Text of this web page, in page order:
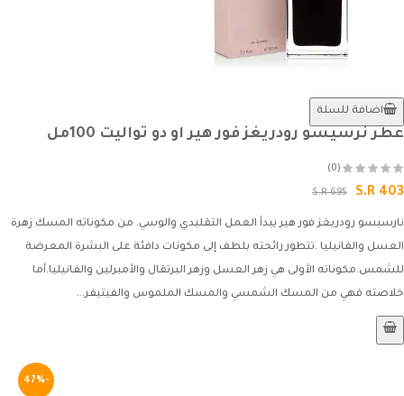
اضافة للسلة
عطر نرسيسو رودريغز فور هير او دو تواليت 100مل
(0)
S.R 403
S.R 695
نارسيسو رودريغز فور هير يبدأ العمل التقليدي والوسي. من مكوناته المسك زهرة
العسل والفانيليا .تتطور رائحته بلطف إلى مكونات دافئة على البشرة المعرضة
للشمس.مكوناته الأولى هي زهر العسل وزهر البرتقال والأمبرلين والفانيليا.أما
خلاصته فهي من المسك الشمسي والمسك الملموس والفيتيفر...
-47%